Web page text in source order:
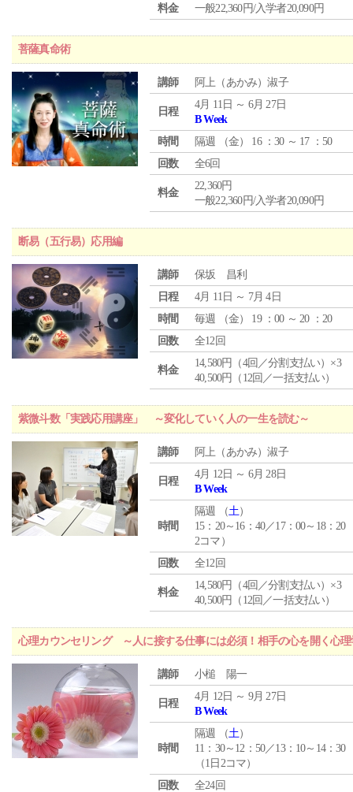
料金
一般22,360円/入学者20,090円
菩薩真命術
講師 阿上（あかみ）淑子
日程
4月 11日 ～ 6月 27日
B Week
時間
隔週 （金） 16 ：30 ～ 17 ：50
回数
全6回
料金
22,360円
一般22,360円/入学者20,090円
断易（五行易）応用編
講師
保坂 昌利
日程
4月 11日 ～ 7月 4日
時間
毎週 （金） 19 ：00 ～ 20 ：20
回数
全12回
料金
14,580円（4回／分割支払い）×3
40,500円（12回／一括支払い）
紫微斗数「実践応用講座」 ～変化していく人の一生を読む～
講師 阿上（あかみ）淑子
日程
4月 12日 ～ 6月 28日
B Week
時間
隔週 （土）
15：20～16：40／17：00～18：20
2コマ）
回数
全12回
料金
14,580円（4回／分割支払い）×3
40,500円（12回／一括支払い）
心理カウンセリング ～人に接する仕事には必須！相手の心を開く心理
講師 小槌 陽一
日程
4月 12日 ～ 9月 27日
B Week
時間
隔週 （土）
11：30～12：50／13：10～14：30
（1日2コマ）
回数
全24回